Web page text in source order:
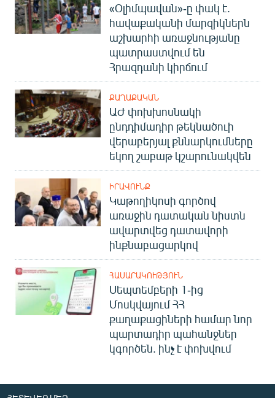
«Օլիմպավան»-ը փակ է.
հավաքականի մարզիկներն
աշխարհի առաջնությանը
պատրաստվում են
Հրազդանի կիրճում
ՔԱՂԱՔԱԿԱՆ
ԱԺ փոխխոսնակի
ընդդիմադիր թեկնածուի
վերաբերյալ քննարկումները
եկող շաբաթ կշարունակվեն
ԻՐԱՎՈՒՆՔ
Կաթողիկոսի գործով
առաջին դատական նիստն
ավարտվեց դատավորի
ինքնաբացարկով
ՀԱՍԱՐԱԿՈՒԹՅՈՒՆ
Սեպտեմբերի 1-ից
Մոսկվայում ՀՀ
քաղաքացիների համար նոր
պարտադիր պահանջներ
կգործեն. ինչ է փոխվում